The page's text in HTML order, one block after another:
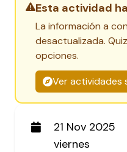
Esta actividad
La información a
desactualizada.
opciones.
Ver actividades
21 Nov 2025
viernes